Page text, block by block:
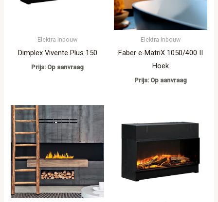
Elektra Inbouw
Dimplex Vivente Plus 150
Prijs: Op aanvraag
Elektra Inbouw
Faber e-MatriX 1050/400 II
Hoek
Prijs: Op aanvraag